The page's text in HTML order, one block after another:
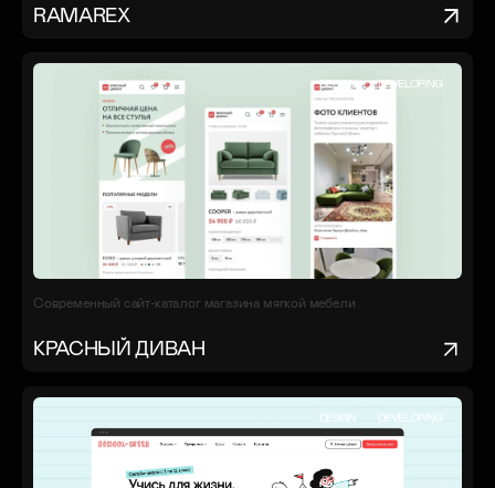
RAMAREX
DESIGN DEVELOPING
Современный сайт-каталог магазина мягкой мебели
КРАСНЫЙ ДИВАН
DESIGN DEVELOPING